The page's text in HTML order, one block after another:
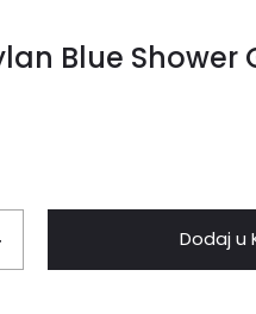
Blue Shower
Dodaj u